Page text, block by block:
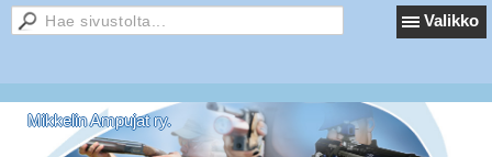
Valikko
Mikkelin Ampujat ry.